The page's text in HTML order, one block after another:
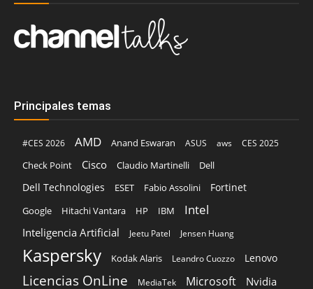
Principales temas
#CES 2026 AMD Anand Eswaran ASUS aws
CES 2025
Check Point
Cisco Claudio Martinelli Dell
Dell Technologies ESET Fabio Assolini Fortinet
Google Hitachi Vantara HP IBM Intel
Inteligencia Artificial Jeetu Patel Jensen Huang
Kaspersky Kodak Alaris Leandro Cuozzo Lenovo
Licencias OnLine MediaTek Microsoft Nvidia